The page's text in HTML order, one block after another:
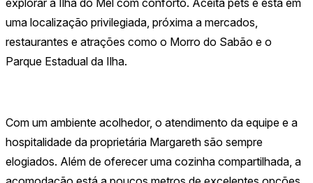
explorar a Ilha do Mel com conforto. Aceita pets e está em
uma localização privilegiada, próxima a mercados,
restaurantes e atrações como o Morro do Sabão e o
Parque Estadual da Ilha.
Com um ambiente acolhedor, o atendimento da equipe e a
hospitalidade da proprietária Margareth são sempre
elogiados. Além de oferecer uma cozinha compartilhada, a